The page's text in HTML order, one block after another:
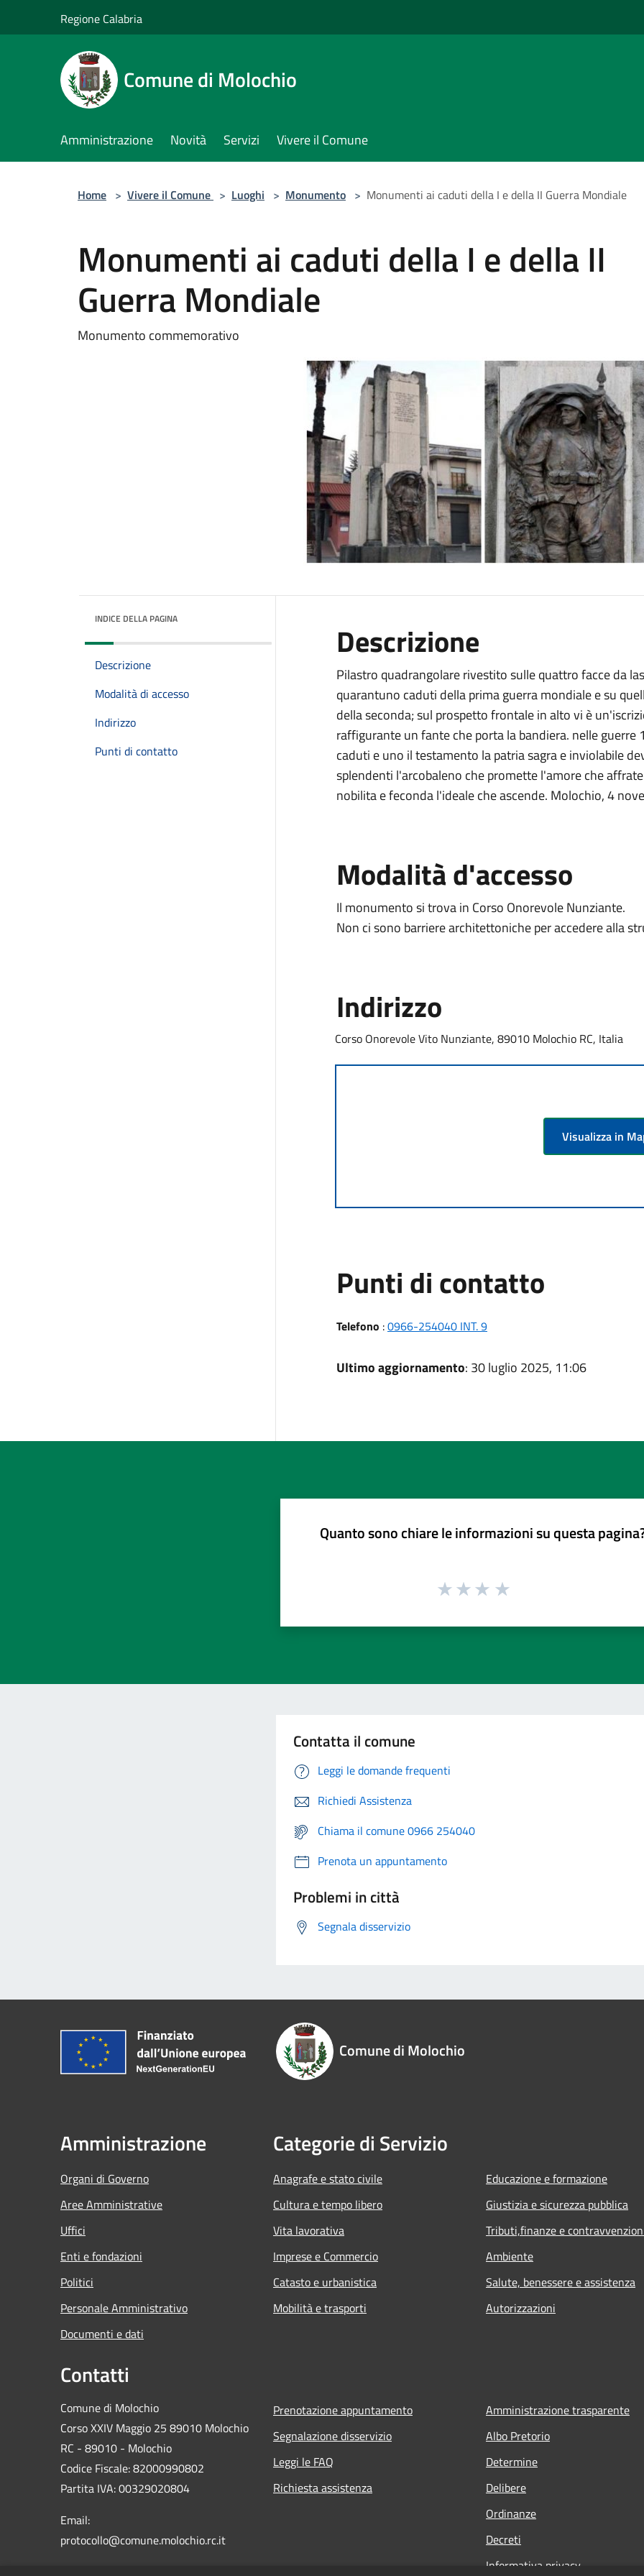
Regione Calabria
Comune di Molochio
Amministrazione Novità Servizi Vivere il Comune
Home > Vivere il Comune > Luoghi > Monumento > Monumenti ai caduti della I e della II Guerra Mondiale
Monumenti ai caduti della I e della II
Guerra Mondiale
Monumento commemorativo
INDICE DELLA PAGINA
Descrizione
Modalità di accesso
Indirizzo
Punti di contatto
Descrizione
Pilastro quadrangolare rivestito sulle quattro facce da
quarantuno caduti della prima guerra mondiale e su
della seconda; sul prospetto frontale in alto vi è
raffigurante un fante che porta la bandiera. nelle
caduti e uno il testamento la patria sagra e inviolabile
splendenti l'arcobaleno che promette l'amore che
nobilita e feconda l'ideale che ascende. Molochio, 4
Modalità d'accesso
Il monumento si trova in Corso Onorevole Nunziante.
Non ci sono barriere architettoniche per accedere alla
Indirizzo
Corso Onorevole Vito Nunziante, 89010 Molochio RC, Italia
Visualizza in
Punti di contatto
Telefono :0966-254040 INT. 9
Ultimo aggiornamento: 30 luglio 2025, 11:06
Quanto sono chiare le informazioni su questa
Contatta il comune
Leggi le domande frequenti
Richiedi Assistenza
Chiama il comune 0966 254040
Prenota un appuntamento
Problemi in città
Segnala disservizio
Comune di Molochio
Amministrazione
Organi di Governo
Aree Amministrative
Uffici
Enti e fondazioni
Politici
Personale Amministrativo
Documenti e dati
Categorie di Servizio
Anagrafe e stato civile
Cultura e tempo libero
Vita lavorativa
Imprese e Commercio
Catasto e urbanistica
Mobilità e trasporti
Educazione e formazione
Giustizia e sicurezza pubblica
Tributi,finanze e
Ambiente
Salute, benessere e assistenza
Autorizzazioni
Contatti
Comune di Molochio
Corso XXIV Maggio 25 89010 Molochio
RC - 89010 - Molochio
Codice Fiscale: 82000990802
Partita IVA: 00329020804
Email:
protocollo@comune.molochio.rc.it
Prenotazione appuntamento
Segnalazione disservizio
Leggi le FAQ
Richiesta assistenza
Amministrazione trasparente
Albo Pretorio
Determine
Delibere
Ordinanze
Decreti
Informativa privacy